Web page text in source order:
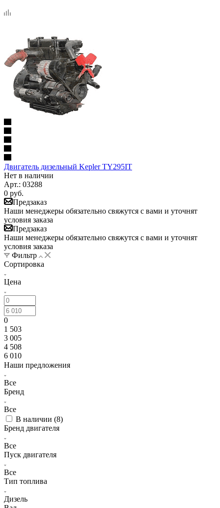
Двигатель дизельный Kepler TY295IT
Нет в наличии
Арт.: 03288
0 руб.
Предзаказ
Наши менеджеры обязательно свяжутся с вами и уточнят
условия заказа
Предзаказ
Наши менеджеры обязательно свяжутся с вами и уточнят
условия заказа
Фильтр
Сортировка
Цена
0
1 503
3 005
4 508
6 010
Наши предложения
Все
Бренд
Все
В наличии (8)
Бренд двигателя
Все
Пуск двигателя
Все
Тип топлива
Дизель